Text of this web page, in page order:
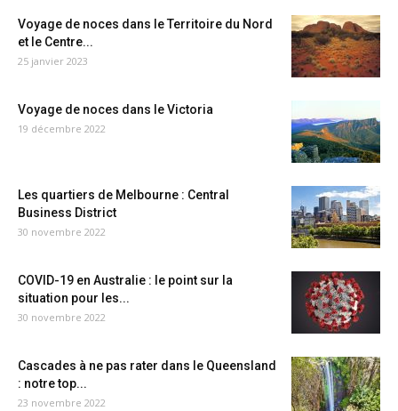
Voyage de noces dans le Territoire du Nord
et le Centre...
25 janvier 2023
Voyage de noces dans le Victoria
19 décembre 2022
Les quartiers de Melbourne : Central
Business District
30 novembre 2022
COVID-19 en Australie : le point sur la
situation pour les...
30 novembre 2022
Cascades à ne pas rater dans le Queensland
: notre top...
23 novembre 2022